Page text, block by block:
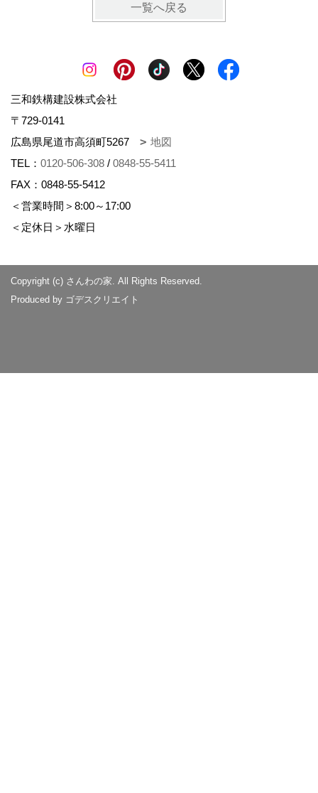
一覧へ戻る
三和鉄構建設株式会社
〒729-0141
広島県尾道市高須町5267
地図
TEL： 0120-506-308 / 0848-55-5411
FAX：0848-55-5412
＜営業時間＞8:00～17:00
＜定休日＞水曜日
Copyright (c) さんわの家. All Rights Reserved.
Produced by ゴデスクリエイト